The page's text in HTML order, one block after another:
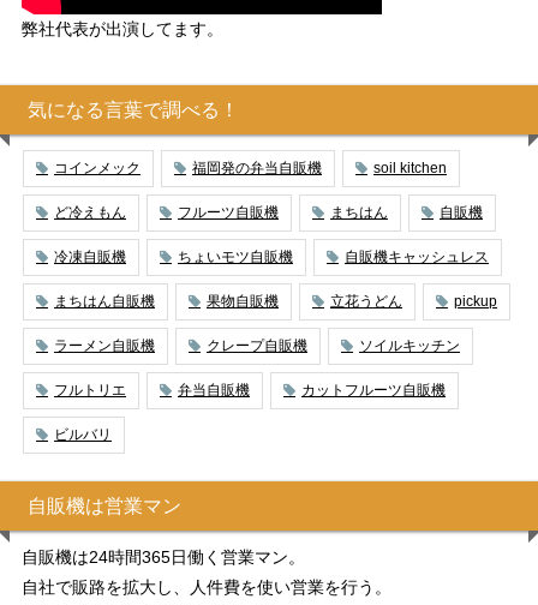
弊社代表が出演してます。
気になる言葉で調べる！
コインメック 福岡発の弁当自販機 soil kitchen
ど冷えもん フルーツ自販機 まちはん 自販機
冷凍自販機 ちょいモツ自販機 自販機キャッシュレス
まちはん自販機 果物自販機 立花うどん pickup
ラーメン自販機 クレープ自販機 ソイルキッチン
フルトリエ 弁当自販機 カットフルーツ自販機
ビルバリ
自販機は営業マン
自販機は24時間365日働く営業マン。
自社で販路を拡大し、人件費を使い営業を行う。